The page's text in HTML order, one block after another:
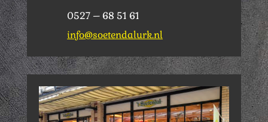
0527 – 68 51 61
info@soetendalurk.nl